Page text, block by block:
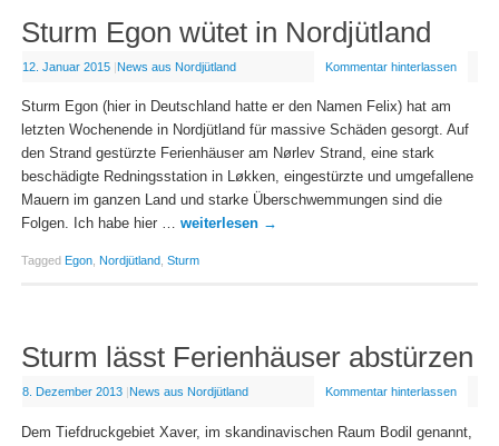
Sturm Egon wütet in Nordjütland
12. Januar 2015 |News aus Nordjütland Kommentar hinterlassen
Sturm Egon (hier in Deutschland hatte er den Namen Felix) hat am
letzten Wochenende in Nordjütland für massive Schäden gesorgt. Auf
den Strand gestürzte Ferienhäuser am Nørlev Strand, eine stark
beschädigte Redningsstation in Løkken, eingestürzte und umgefallene
Mauern im ganzen Land und starke Überschwemmungen sind die
Folgen. Ich habe hier … weiterlesen →
Tagged Egon, Nordjütland, Sturm
Sturm lässt Ferienhäuser abstürzen
8. Dezember 2013 |News aus Nordjütland Kommentar hinterlassen
Dem Tiefdruckgebiet Xaver, im skandinavischen Raum Bodil genannt,